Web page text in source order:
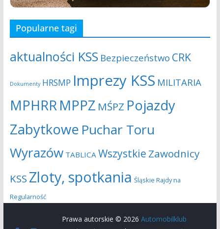
Popularne tagi
aktualności KSS Bezpieczeństwo CRK
Dokumenty HRSMP Imprezy KSS MILITARIA
MPHRRMPPZ MŚPZ Pojazdy
Zabytkowe Puchar Toru
Wyrazów TABLICA Wszystkie Zawodnicy
KSS Zloty, spotkania Śląskie Rajdy na
Regularność
Prawa autorskie © 2026 Automobilklub